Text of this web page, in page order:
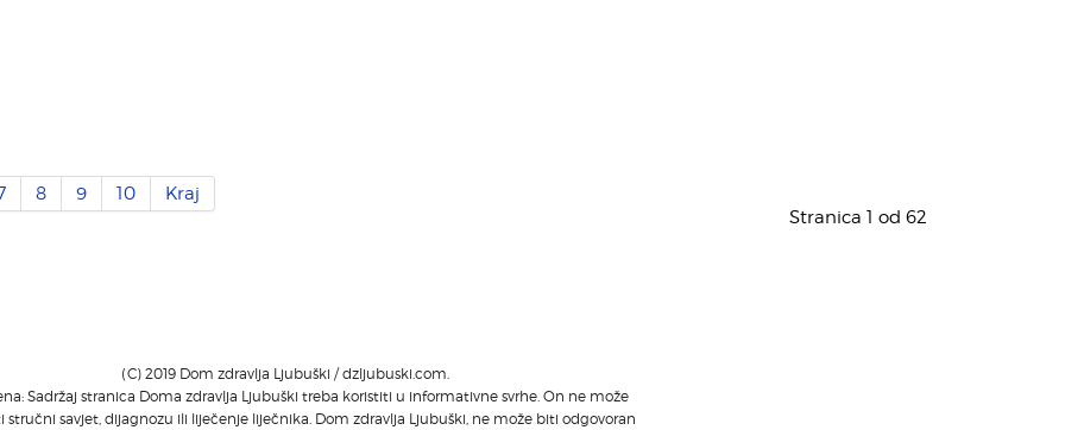
Stranica 1 od 62
8 9 10 Kraj
(C) 2019 Dom zdravlja Ljubuški / dzljubuski.com.
Sadržaj stranica Doma zdravlja Ljubuški treba koristiti u informativne svrhe. On ne može
stručni savjet, dijagnozu ili liječenje liječnika. Dom zdravlja Ljubuški, ne može biti odgovoran